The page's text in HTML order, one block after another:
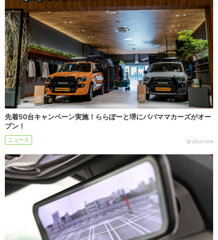
先着50台キャンペーン実施！ららぽーと堺にパパママカーズがオー
プン！
ニュース 2022/11/08